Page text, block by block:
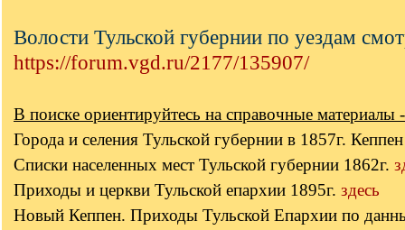
Волости Тульской губернии по уездам
https://forum.vgd.ru/2177/135907/
В поиске ориентируйтесь на справочные материалы -
Города и селения Тульской губернии в 1857г.
Списки населенных мест Тульской губернии 1862г.
Приходы и церкви Тульской епархии 1895г. здесь
Новый Кеппен. Приходы Тульской Епархии по